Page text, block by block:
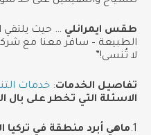
طقس ايمرانلي … حيث يلتقي
الطبيعة – سافر معنا مع
لا تُنسى!”
تفاصيل الخدمات: خدمات
الاسئلة التي تخطر على بال
1. ماهي أبرد منطقة في تركيا